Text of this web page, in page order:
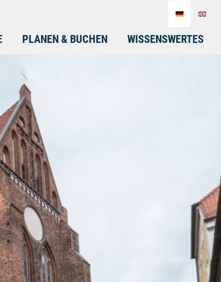
PLANEN & BUCHEN WISSENSWERTES